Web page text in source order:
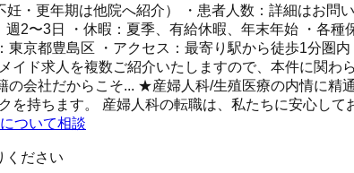
・更年期は他院へ紹介） ・患者人数：詳細はお問
2〜3日 ・休暇：夏季、有給休暇、年末年始 ・各
京都豊島区 ・アクセス：最寄り駅から徒歩1分圏内
紹介いたしますので、本件に関わらずま
の会社だからこそ... ★産婦人科/生殖医療の内情に
持ちます。 産婦人科の転職は、私たちに安心して
ついて相談
ください